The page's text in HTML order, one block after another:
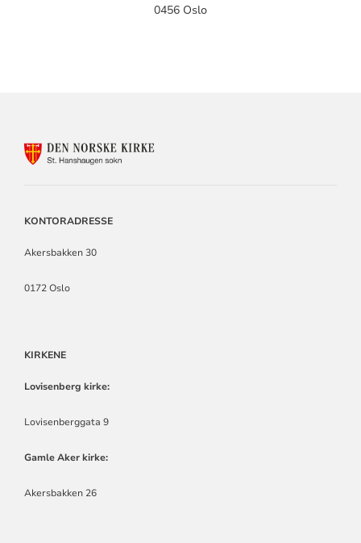
0456 Oslo
KONTORADRESSE
Akersbakken 30
0172 Oslo
KIRKENE
Lovisenberg kirke:
Lovisenberggata 9
Gamle Aker kirke:
Akersbakken 26